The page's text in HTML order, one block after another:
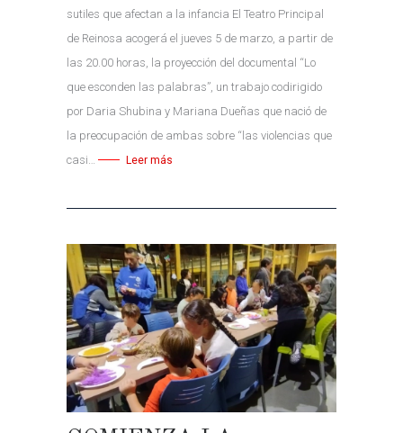
sutiles que afectan a la infancia El Teatro Principal
de Reinosa acogerá el jueves 5 de marzo, a partir de
las 20.00 horas, la proyección del documental “Lo
que esconden las palabras”, un trabajo codirigido
por Daria Shubina y Mariana Dueñas que nació de
la preocupación de ambas sobre “las violencias que
casi…
Leer más